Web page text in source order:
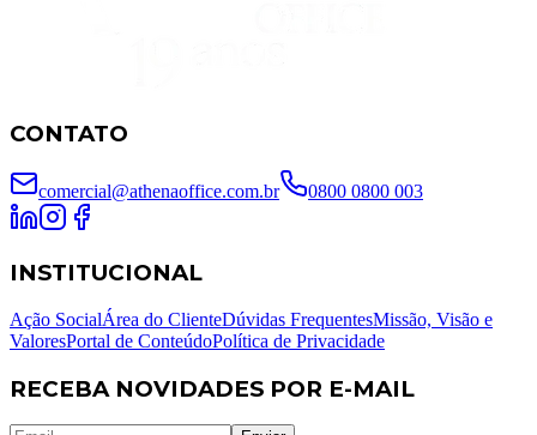
CONTATO
comercial@athenaoffice.com.br 0800 0800 003
INSTITUCIONAL
Ação SocialÁrea do ClienteDúvidas FrequentesMissão, Visão e
ValoresPortal de ConteúdoPolítica de Privacidade
RECEBA NOVIDADES POR E-MAIL